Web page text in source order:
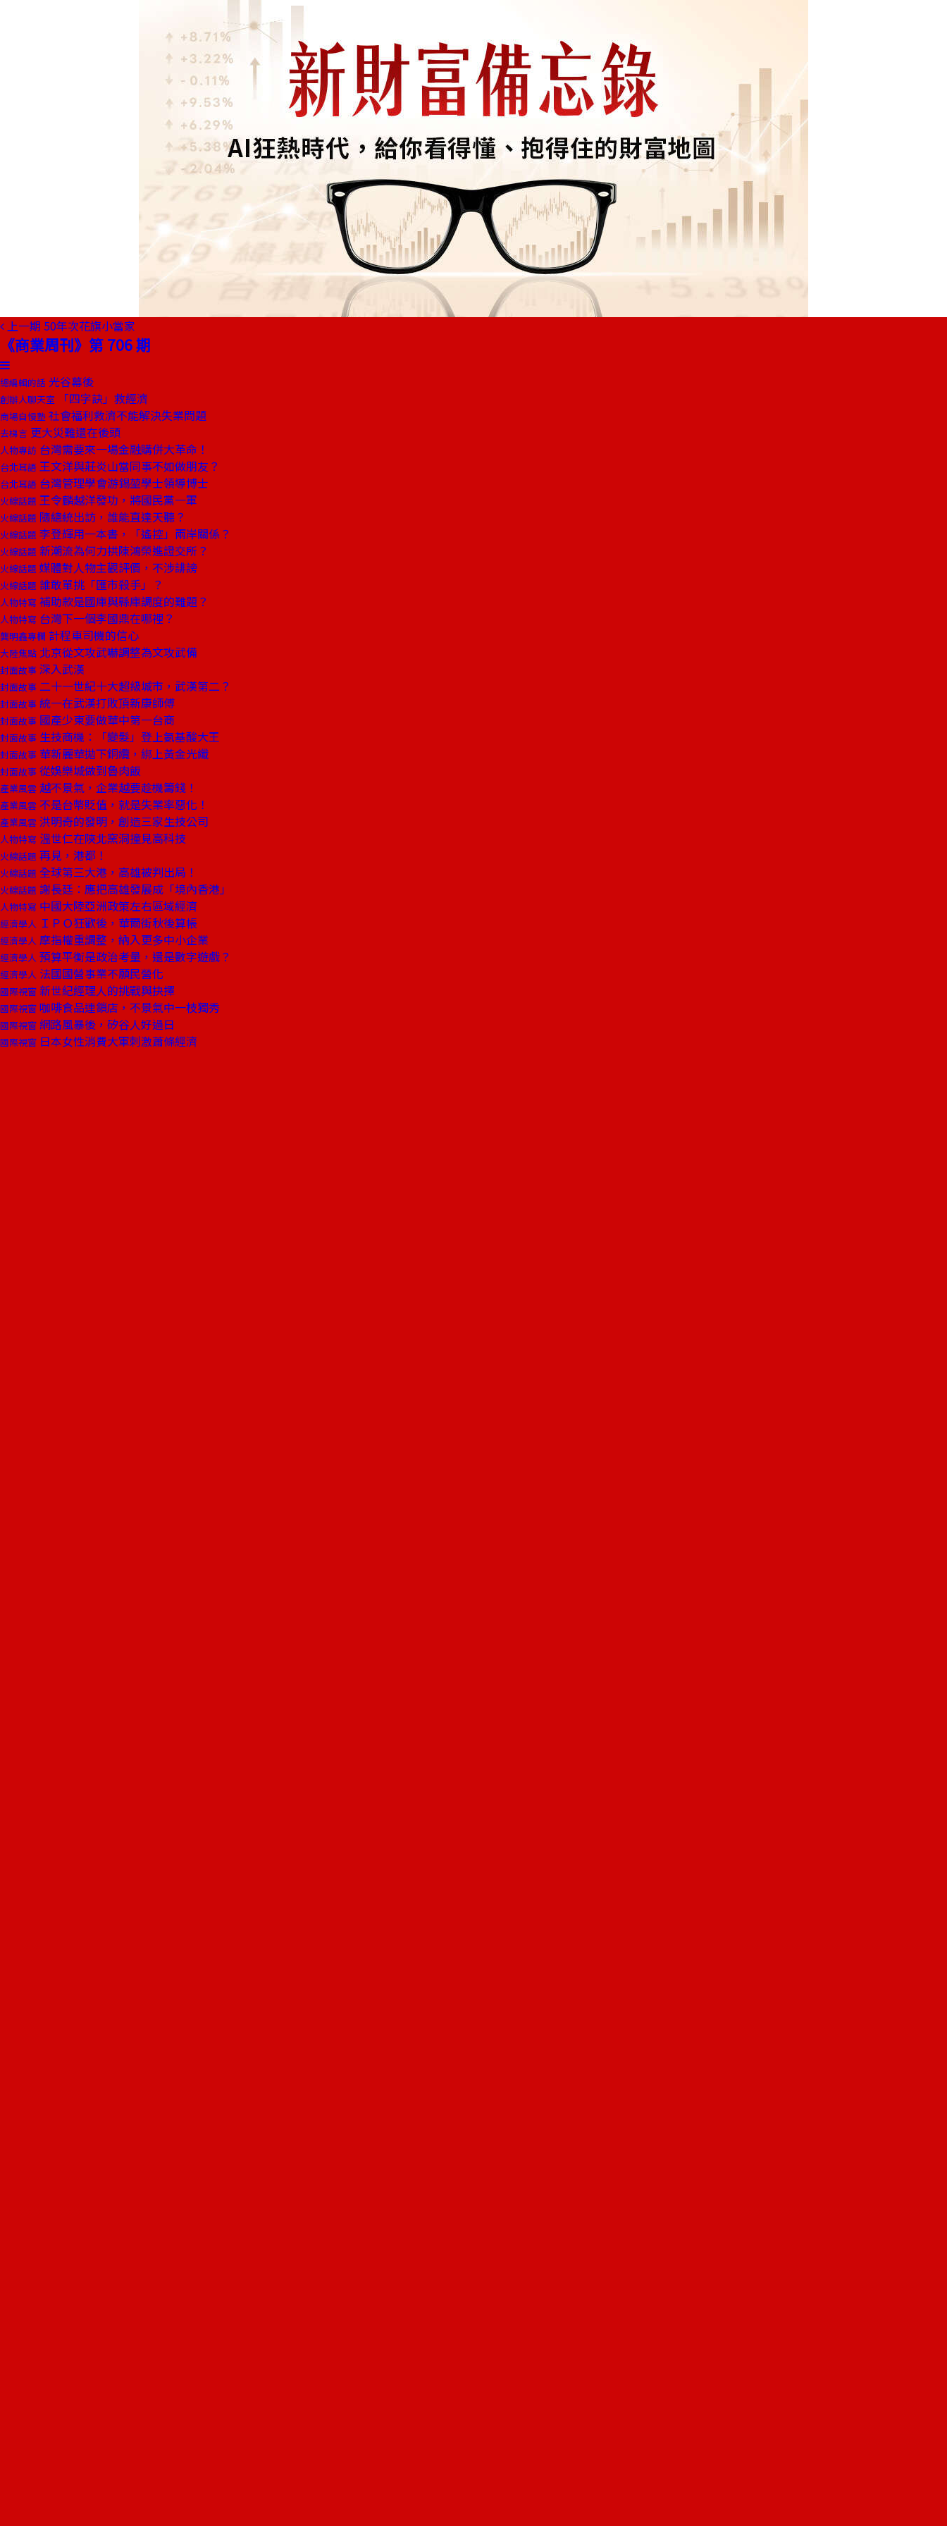
上一期 50年次花旗小當家
《商業周刊》第 706 期
總編輯的話 光谷幕後
創辦人聊天室 「四字訣」救經濟
商場自慢塾 社會福利救濟不能解決失業問題
去梯言 更大災難還在後頭
人物專訪 台灣需要來一場金融購併大革命！
台北耳語 王文洋與莊炎山當同事不如做朋友？
台北耳語 台灣管理學會游錫堃學士領導博士
火線話題 王令麟越洋發功，將國民黨一軍
火線話題 隨總統出訪，誰能直達天聽？
火線話題 李登輝用一本書，「遙控」兩岸關係？
火線話題 新潮流為何力拱陳鴻榮進證交所？
火線話題 媒體對人物主觀評價，不涉誹謗
火線話題 誰敢單挑「匯市殺手」？
人物特寫 補助款是國庫與縣庫調度的難題？
人物特寫 台灣下一個李國鼎在哪裡？
龔明鑫專欄 計程車司機的信心
大陸焦點 北京從文攻武嚇調整為文攻武備
封面故事 深入武漢
封面故事 二十一世紀十大超級城市，武漢第二？
封面故事 統一在武漢打敗頂新康師傅
封面故事 國產少東要做華中第一台商
封面故事 生技商機：「變髮」登上氨基酸大王
封面故事 華新麗華拋下銅纜，綁上黃金光纖
封面故事 從娛樂城做到魯肉飯
產業風雲 越不景氣，企業越要趁機籌錢！
產業風雲 不是台幣貶值，就是失業率惡化！
產業風雲 洪明奇的發明，創造三家生技公司
人物特寫 溫世仁在陝北窯洞撞見高科技
火線話題 再見，港都！
火線話題 全球第三大港，高雄被判出局！
火線話題 謝長廷：應把高雄發展成「境內香港」
人物特寫 中國大陸亞洲政策左右區域經濟
經濟學人 ＩＰＯ狂歡後，華爾街秋後算帳
經濟學人 摩指權重調整，納入更多中小企業
經濟學人 預算平衡是政治考量，還是數字遊戲？
經濟學人 法國國營事業不願民營化
國際視窗 新世紀經理人的挑戰與抉擇
國際視窗 咖啡食品連鎖店，不景氣中一枝獨秀
國際視窗 網路風暴後，矽谷人好過日
國際視窗 日本女性消費大軍刺激蕭條經濟